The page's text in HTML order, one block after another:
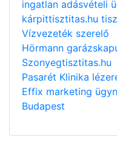
ingatlan adásvételi
kárpittisztitas.hu
Vízvezeték szerelő
Hörmann
Szonyegtisztitas.hu
Pasarét Klinika
Effix marketing
Budapest